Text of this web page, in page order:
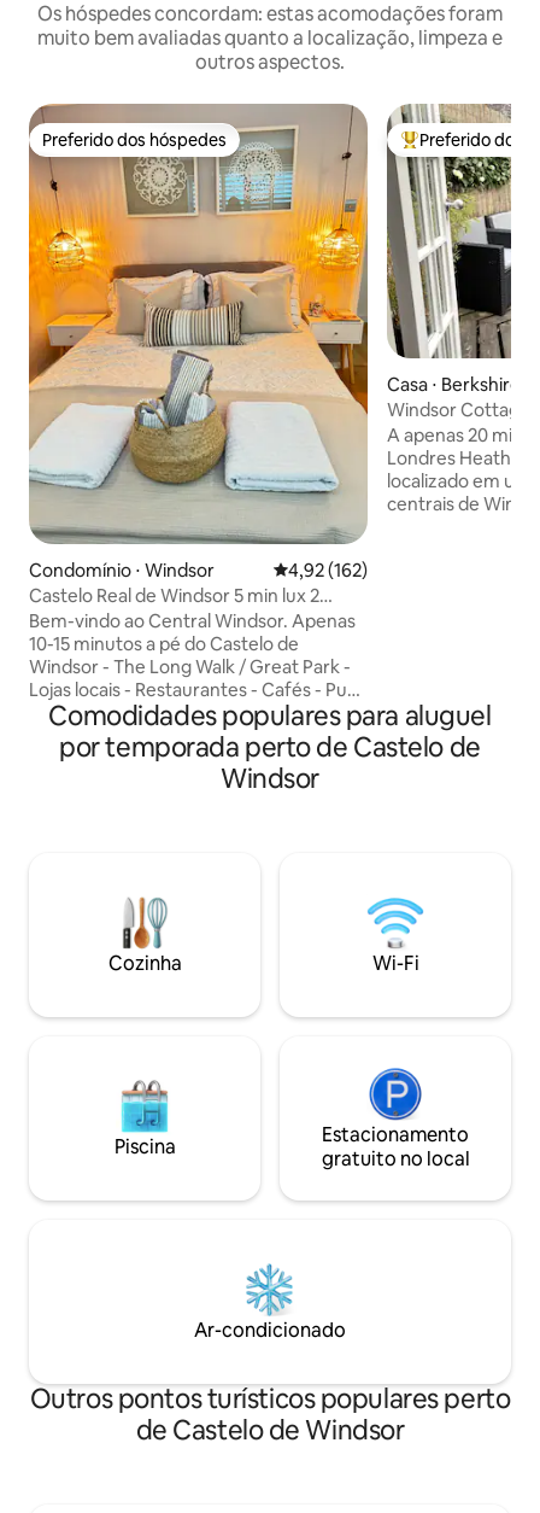
Os hóspedes concordam: estas acomodações foram
muito bem avaliadas quanto a localização, limpeza e
outros aspectos.
Preferido dos hóspedes
Preferido dos hóspedes
Condomínio ⋅ Windsor 4,92 de uma avaliação média de
4,92 (162)
Castelo Real de Windsor 5 min lux 2
Camas 2 banheiros + Jardim
Bem-vindo ao Central Windsor. Apenas
10-15 minutos a pé do Castelo de
Windsor - The Long Walk / Great Park -
Lojas locais - Restaurantes - Cafés - Pubs
- Centro de artes - Teatro • Boas
conexões de transporte para Londres -
Heathrow a 20 minutos de táxi - Ônibus
702/703 até o final da Grove Road. Cama
segundo banheiro maior com chuveiro
Quitinete, micro-ondas, máquina de
lavar roupas. Pátio privativo. Proibido
fumar/vapear, por favor.
Entre os
Preferido dos
Casa ⋅ Berkshire
Windsor
inglês
A apenas 20
Londres
localizado em um
centrais de
berço de
você encontrará
conveniência
Comodidades populares para aluguel
por temporada perto de Castelo de
Windsor
Cozinha Wi-Fi
Piscina
Estacionamento
gratuito no local
Ar-condicionado
Outros pontos turísticos populares perto
de Castelo de Windsor